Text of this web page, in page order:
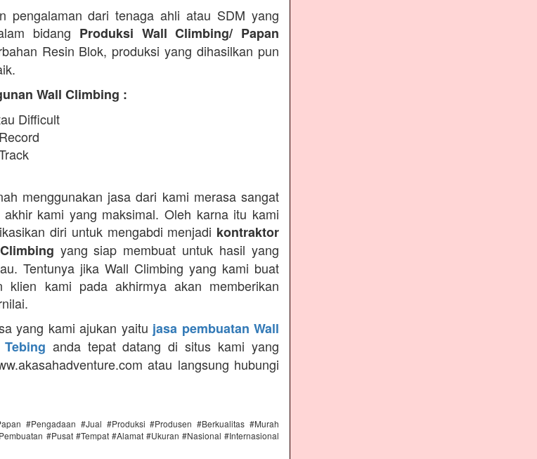
pengalaman dari tenaga ahli atau SDM yang
bidang Produksi Wall Climbing/ Papan
Resin Blok, produksi yang dihasilkan pun
Wall Climbing :
Difficult
menggunakan jasa dari kami merasa sangat
kami yang maksimal. Oleh karna itu kami
diri untuk mengabdi menjadi kontraktor
yang siap membuat untuk hasil yang
Tentunya jika Wall Climbing yang kami buat
klien kami pada akhirmya akan memberikan
yang kami ajukan yaitu jasa pembuatan Wall
anda tepat datang di situs kami yang
atau langsung hubungi
#Pengadaan #Jual #Produksi #Produsen #Berkualitas #Murah
#Pusat #Tempat #Alamat #Ukuran #Nasional #Internasional